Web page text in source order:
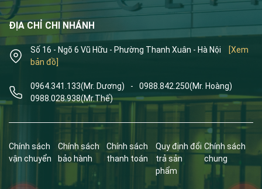
ĐỊA CHỈ CHI NHÁNH
Số 16 - Ngõ 6 Vũ Hữu - Phường Thanh Xuân - Hà Nội
[Xem
bản đồ]
0964.341.133(Mr. Dương) - 0988.842.250(Mr. Hoàng)
0988.028.938(Mr.Thế)
Chính sách
vận chuyển
Chính sách
bảo hành
Chính sách
thanh toán
Quy định đổi
trả sản
phẩm
Chính sách
chung